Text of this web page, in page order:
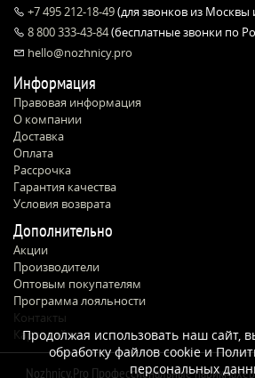
+7 495 212-18-49(для звонков из Москвы
8 800 333-43-84(бесплатные звонки по
hello@nozhnicy.pro
Информация
Правовая информация
О компании
Доставка
Оплата
Рассрочка
Гарантия качества
Условия возврата
Дополнительно
Акции
Производители
Оптовым покупателям
Программа лояльности
Контакты
Карта сайта
Nozhnicy.Pro Профессиональные
Продолжая использовать наш сайт,
обработку файлов cookie и
персональных